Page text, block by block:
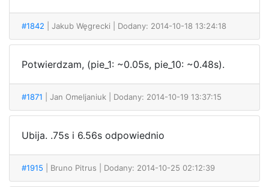
#1842 | Jakub Węgrecki | Dodany: 2014-10-18 13:24:18
Potwierdzam, (pie_1: ~0.05s, pie_10: ~0.48s).
#1871 | Jan Omeljaniuk | Dodany: 2014-10-19 13:37:15
Ubija. .75s i 6.56s odpowiednio
#1915 | Bruno Pitrus | Dodany: 2014-10-25 02:12:39